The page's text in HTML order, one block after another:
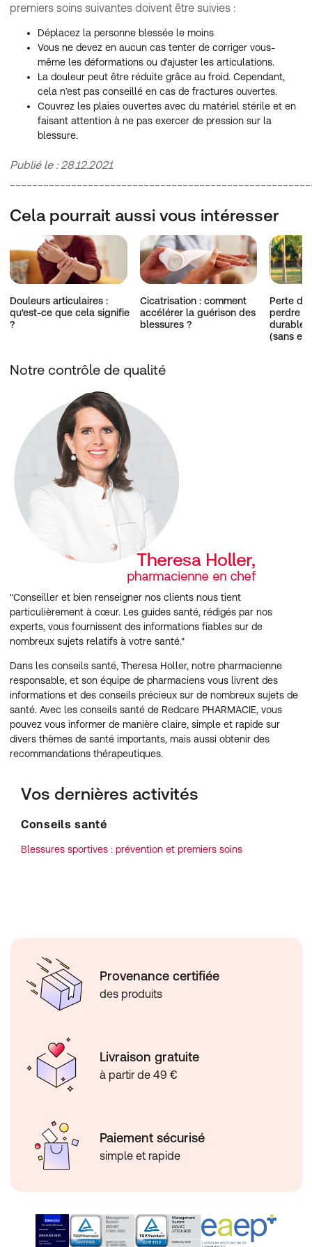
premiers soins suivantes doivent être suivies :
Déplacez la personne blessée le moins
Vous ne devez en aucun cas tenter de corriger vous-
même les déformations ou d'ajuster les articulations.
La douleur peut être réduite grâce au froid. Cependant,
cela n’est pas conseillé en cas de fractures ouvertes.
Couvrez les plaies ouvertes avec du matériel stérile et en
faisant attention à ne pas exercer de pression sur la
blessure.
Publié le : 28.12.2021
Cela pourrait aussi vous intéresser
Douleurs articulaires :
qu'est-ce que cela signifie
?
Cicatrisation : comment
accélérer la guérison des
blessures ?
Perte de
perdre
(sans
Notre contrôle de qualité
"Conseiller et bien renseigner nos clients nous tient
particulièrement à cœur. Les guides santé, rédigés par nos
experts, vous fournissent des informations fiables sur de
nombreux sujets relatifs à votre santé."
Dans les conseils santé, Theresa Holler, notre pharmacienne
responsable, et son équipe de pharmaciens vous livrent des
informations et des conseils précieux sur de nombreux sujets de
santé. Avec les conseils santé de Redcare PHARMACIE, vous
pouvez vous informer de manière claire, simple et rapide sur
divers thèmes de santé importants, mais aussi obtenir des
recommandations thérapeutiques.
Vos dernières activités
Conseils santé
Blessures sportives : prévention et premiers soins
Provenance certifiée
des produits
Livraison gratuite
à partir de 49 €
Paiement sécurisé
simple et rapide